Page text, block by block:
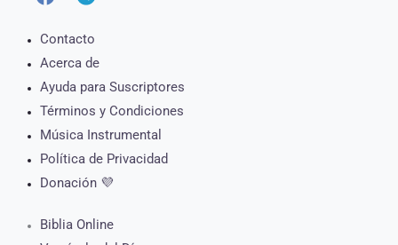
Contacto
Acerca de
Ayuda para Suscriptores
Términos y Condiciones
Música Instrumental
Política de Privacidad
Donación 💜
Biblia Online